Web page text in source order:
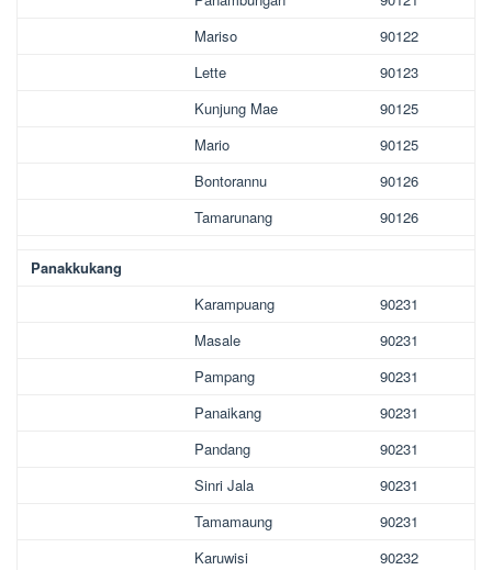
Mariso
90122
Lette
90123
Kunjung Mae
90125
Mario
90125
Bontorannu
90126
Tamarunang
90126
Panakkukang
Karampuang
90231
Masale
90231
Pampang
90231
Panaikang
90231
Pandang
90231
Sinri Jala
90231
Tamamaung
90231
Karuwisi
90232